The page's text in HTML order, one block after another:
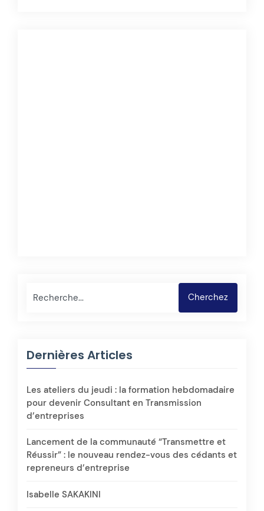
Rechercher Cherchez
Dernières Articles
Les ateliers du jeudi : la formation hebdomadaire
pour devenir Consultant en Transmission
d’entreprises
Lancement de la communauté “Transmettre et
Réussir” : le nouveau rendez-vous des cédants et
repreneurs d’entreprise
Isabelle SAKAKINI